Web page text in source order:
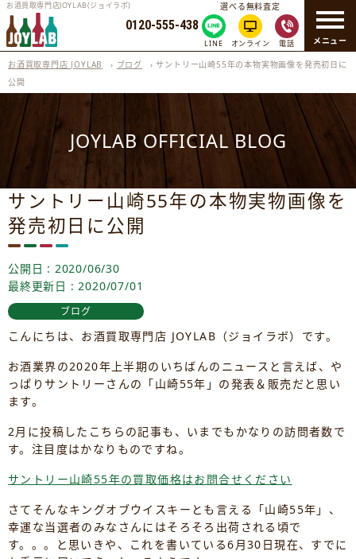
メニュー
お酒買取専門店JOYLAB(ジョイラボ)
0120-555-438
選べる無料査定
LINE オンライン 電話
お酒買取専門店 JOYLAB › ブログ ›サントリー山崎55年の本物実物画像を発売初日に
公開
JOYLAB OFFICIAL BLOG
サントリー山崎55年の本物実物画像を
発売初日に公開
公開日 : 2020/06/30
最終更新日 : 2020/07/01
ブログ
こんにちは、お酒買取専門店 JOYLAB（ジョイラボ）です。
お酒業界の2020年上半期のいちばんのニュースと言えば、や
っぱりサントリーさんの「山崎55年」の発表＆販売だと思い
ます。
2月に投稿したこちらの記事も、いまでもかなりの訪問者数で
す。注目度はかなりものですね。
サントリー山崎55年の買取価格はお問合せください
さてそんなキングオブウイスキーとも言える「山崎55年」、
幸運な当選者のみなさんにはそろそろ出荷される頃で
す。。。と思いきや、これを書いている6月30日現在、すでに